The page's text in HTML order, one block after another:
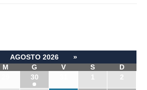
AGOSTO 2026
»
M G V S
D
30 1 2